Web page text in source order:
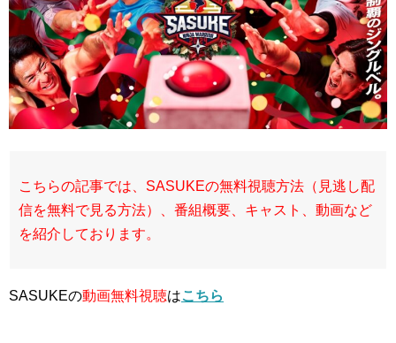
こちらの記事では、SASUKEの無料視聴方法（見逃し配
信を無料で見る方法）、番組概要、キャスト、動画など
を紹介しております。
SASUKEの動画無料視聴はこちら